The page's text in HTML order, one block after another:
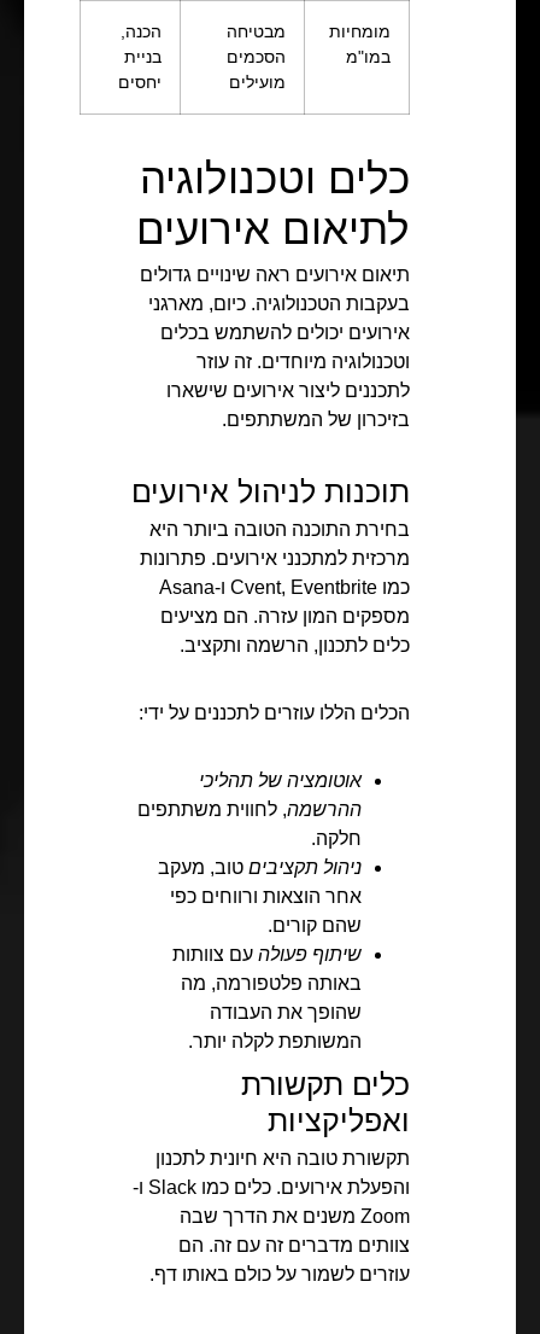
מומחיות
במו"מ
מבטיחה
הסכמים
מועילים
הכנה,
בניית
יחסים
כלים וטכנולוגיה
לתיאום אירועים
תיאום אירועים ראה שינויים גדולים
בעקבות הטכנולוגיה. כיום, מארגני
אירועים יכולים להשתמש בכלים
וטכנולוגיה מיוחדים. זה עוזר
לתכננים ליצור אירועים שישארו
בזיכרון של המשתתפים.
תוכנות לניהול אירועים
בחירת התוכנה הטובה ביותר היא
מרכזית למתכנני אירועים. פתרונות
כמו Cvent, Eventbrite ו-Asana
מספקים המון עזרה. הם מציעים
כלים לתכנון, הרשמה ותקציב.
הכלים הללו עוזרים לתכננים על ידי:
אוטומציה של תהליכי
ההרשמה, לחווית משתתפים
חלקה.
ניהול תקציבים טוב, מעקב
אחר הוצאות ורווחים כפי
שהם קורים.
שיתוף פעולה עם צוותות
באותה פלטפורמה, מה
שהופך את העבודה
המשותפת לקלה יותר.
כלים תקשורת
ואפליקציות
תקשורת טובה היא חיונית לתכנון
והפעלת אירועים. כלים כמו Slack ו-
Zoom משנים את הדרך שבה
צוותים מדברים זה עם זה. הם
עוזרים לשמור על כולם באותו דף.